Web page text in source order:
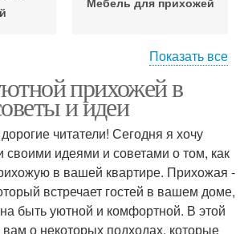
Гости в прихожей
Стен в прихожей
Показать все
прихожей в
и идеи
читатели! Сегодня я хочу
своими идеями и советами о том, как
в вашей квартире. Прихожая -
встречает гостей в вашем доме,
быть уютной и комфортной. В этой
вам о некоторых подходах, которые